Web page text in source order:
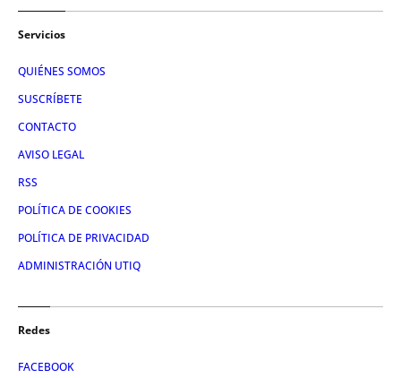
Servicios
QUIÉNES SOMOS
SUSCRÍBETE
CONTACTO
AVISO LEGAL
RSS
POLÍTICA DE COOKIES
POLÍTICA DE PRIVACIDAD
ADMINISTRACIÓN UTIQ
Redes
FACEBOOK